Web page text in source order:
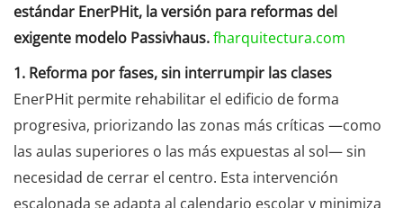
estándar EnerPHit, la versión para reformas del
exigente modelo Passivhaus.fharquitectura.com
1. Reforma por fases, sin interrumpir las clases
EnerPHit permite rehabilitar el edificio de forma
progresiva, priorizando las zonas más críticas —como
las aulas superiores o las más expuestas al sol— sin
necesidad de cerrar el centro. Esta intervención
escalonada se adapta al calendario escolar y minimiza